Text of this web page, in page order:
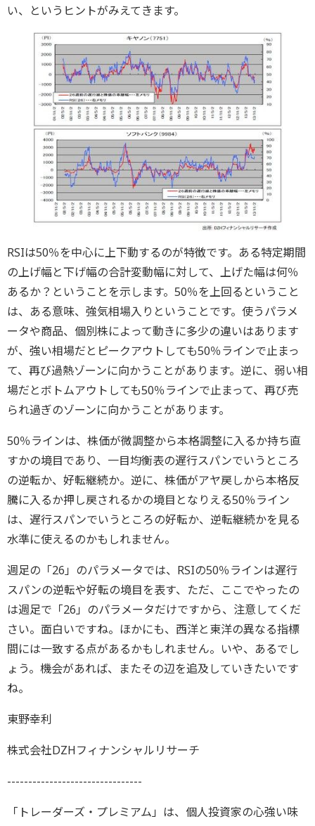
い、というヒントがみえてきます。
RSIは50％を中心に上下動するのが特徴です。ある特定期間
の上げ幅と下げ幅の合計変動幅に対して、上げた幅は何％
あるか？ということを示します。50％を上回るということ
は、ある意味、強気相場入りということです。使うパラメ
ータや商品、個別株によって動きに多少の違いはあります
が、強い相場だとピークアウトしても50％ラインで止まっ
て、再び過熱ゾーンに向かうことがあります。逆に、弱い相
場だとボトムアウトしても50％ラインで止まって、再び売
られ過ぎのゾーンに向かうことがあります。
50％ラインは、株価が微調整から本格調整に入るか持ち直
すかの境目であり、一目均衡表の遅行スパンでいうところ
の逆転か、好転継続か。逆に、株価がアヤ戻しから本格反
騰に入るか押し戻されるかの境目となりえる50％ライン
は、遅行スパンでいうところの好転か、逆転継続かを見る
水準に使えるのかもしれません。
週足の「26」のパラメータでは、RSIの50％ラインは遅行
スパンの逆転や好転の境目を表す、ただ、ここでやったの
は週足で「26」のパラメータだけですから、注意してくだ
さい。面白いですね。ほかにも、西洋と東洋の異なる指標
間には一致する点があるかもしれません。いや、あるでし
ょう。機会があれば、またその辺を追及していきたいです
ね。
東野幸利
株式会社DZHフィナンシャルリサーチ
--------------------------------
「トレーダーズ・プレミアム」は、個人投資家の心強い味